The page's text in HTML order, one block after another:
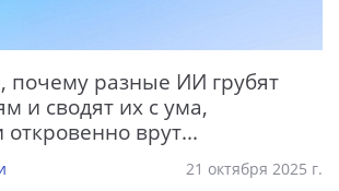
почему разные ИИ грубят
и сводят их с ума,
врут...
21 октября 2025 г.